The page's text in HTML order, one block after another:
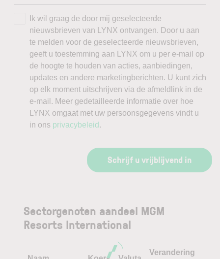
Ik wil graag de door mij geselecteerde
nieuwsbrieven van LYNX ontvangen. Door u aan
te melden voor de geselecteerde nieuwsbrieven,
geeft u toestemming aan LYNX om u per e-mail op
de hoogte te houden van acties, aanbiedingen,
updates en andere marketingberichten. U kunt zich
op elk moment uitschrijven via de afmeldlink in de
e-mail. Meer gedetailleerde informatie over hoe
LYNX omgaat met uw persoonsgegevens vindt u
in ons privacybeleid .
Schrijf u vrijblijvend in
Sectorgenoten aandeel MGM
Resorts International
Verandering